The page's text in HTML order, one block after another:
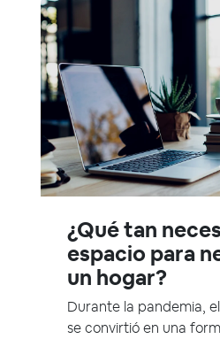
¿Qué tan
espacio para
un hogar?
Durante la pandemia,
se convirtió en una